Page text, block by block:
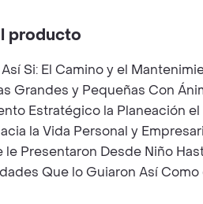
producto
Si: El Camino y el
Grandes y Pequeñas Con
Estratégico la Planeación
la Vida Personal y
Presentaron Desde Niño
Que lo Guiaron Así